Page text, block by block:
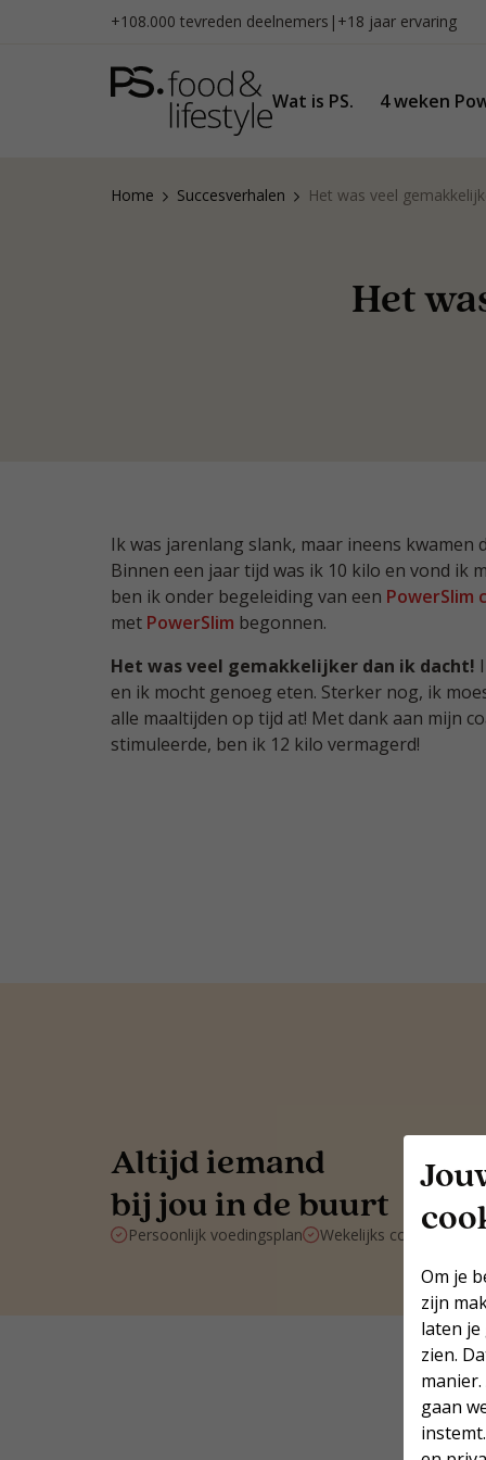
Om je
zijn
laten
zien.
gaan
+108.000 tevreden deelnemers | +18 jaar ervaring
Wat is PS. 4 weken
Home Succesverhalen Het was veel
Het
Ik was jarenlang slank, maar ineens kwamen
Binnen een jaar tijd was ik 10 kilo en vond ik
ben ik onder begeleiding van een PowerSlim
met PowerSlim begonnen.
Het was veel gemakkelijker dan ik dacht!
en ik mocht genoeg eten. Sterker nog, ik
alle maaltijden op tijd at! Met dank aan mijn
stimuleerde, ben ik 12 kilo vermagerd!
Altijd iemand
bij jou in de buurt
Persoonlijk voedingsplan
Wekelijks contact met